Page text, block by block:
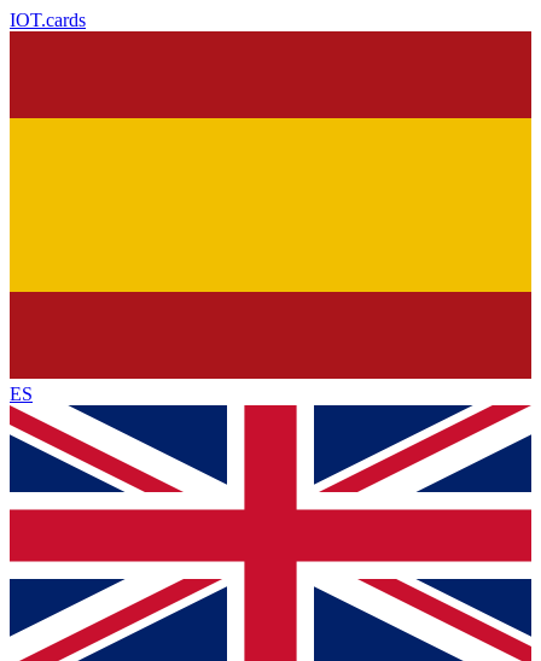
IOT.cards
ES